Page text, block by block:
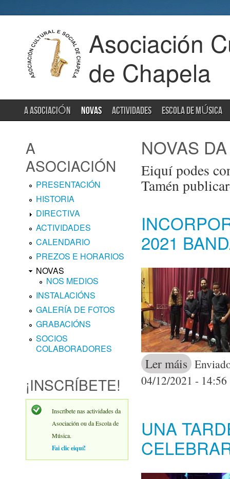
Asociación
de Chapela
A ASOCIACIÓN NOVAS ACTIVIDADES ESCOLA DE MÚSICA
A
ASOCIACIÓN
PRESENTACIÓN
HISTORIA
DIRECTIVA
ACTIVIDADES
CALENDARIO
PREZOS E HORARIOS
NOVAS
NOS MEDIOS
INSTALACIÓNS
GALERÍA DE FOTOS
GRABACIÓNS
SOCIOS
COLABORADORES
¡INSCRÍBETE!
Inscríbete nas actividades da
Asociación ou da Escola de
Música.
Fai clic eiquí!
NOVAS
Eiquí podes
Tamén
2021
Ler máis acerca de
04/12/2021 - 14:56
UNA